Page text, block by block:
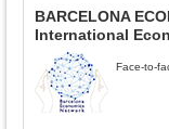
BARCELONA
International
Face-to-